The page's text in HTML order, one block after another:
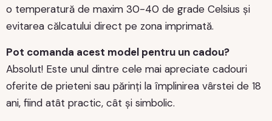
o temperatură de maxim 30-40 de grade Celsius și
evitarea călcatului direct pe zona imprimată.
Pot comanda acest model pentru un cadou?
Absolut! Este unul dintre cele mai apreciate cadouri
oferite de prieteni sau părinți la împlinirea vârstei de 18
ani, fiind atât practic, cât și simbolic.